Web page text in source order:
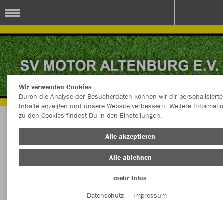
SV Motor Altenburg e.V.
Farbe
Wir verwenden Cookies
Durch die Analyse der Besucherdaten können wir dir personalisierte
Inhalte anzeigen und unsere Website verbessern. Weitere
zu den Cookies findest Du in den Einstellungen.
Alle akzeptieren
Alle ablehnen
mehr Infos
Datenschutz
Impressum